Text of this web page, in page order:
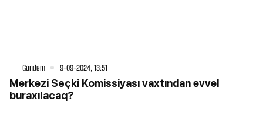
Gündəm 9-09-2024, 13:51
Mərkəzi Seçki Komissiyası vaxtından əvvəl
buraxılacaq?